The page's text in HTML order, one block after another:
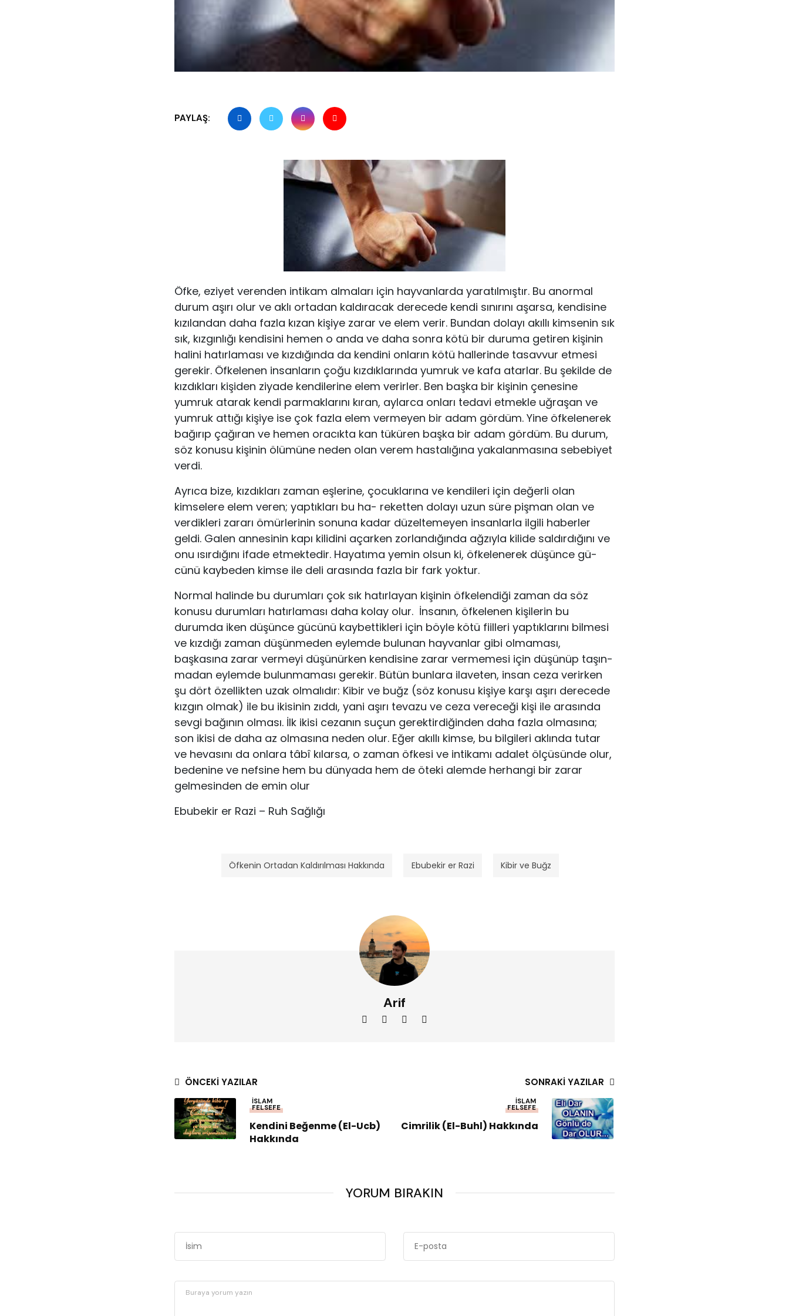
PAYLAŞ:
Öfke, eziyet verenden intikam almaları için hayvanlar­da yaratılmıştır. Bu anormal
durum aşırı olur ve aklı ortadan kaldıracak derecede kendi sınırını aşarsa, kendisine
kızılandan daha fazla kızan kişiye zarar ve elem verir. Bundan dolayı akıllı kimsenin sık
sık, kızgınlığı kendi­sini hemen o anda ve daha sonra kötü bir duruma getiren ki­şinin
halini hatırlaması ve kızdığında da kendini onların kö­tü hallerinde tasavvur etmesi
gerekir. Öfkelenen insanların çoğu kızdıklarında yumruk ve kafa atarlar. Bu şekilde de
kız­dıkları kişiden ziyade kendilerine elem verirler. Ben başka bir kişinin çenesine
yumruk atarak kendi parmaklarını kıran, ay­larca onları tedavi etmekle uğraşan ve
yumruk attığı kişiye ise çok fazla elem vermeyen bir adam gördüm. Yine öfkele­nerek
bağırıp çağıran ve hemen oracıkta kan tüküren başka bir adam gördüm. Bu durum,
söz konusu kişinin ölümüne neden olan verem hastalığına yakalanmasına sebebiyet
verdi.
Ayrıca bize, kızdıkları zaman eşlerine, çocuklarına ve kendi­leri için değerli olan
kimselere elem veren; yaptıkları bu ha- reketten dolayı uzun süre pişman olan ve
verdikleri zararı ömürlerinin sonuna kadar düzeltemeyen insanlarla ilgili haberler
geldi. Galen annesinin kapı kilidini açarken zorlandı­ğında ağzıyla kilide saldırdığını ve
onu ısırdığını ifade et­mektedir. Hayatıma yemin olsun ki, öfkelenerek düşünce gü­
cünü kaybeden kimse ile deli arasında fazla bir fark yoktur.
Normal halinde bu durumları çok sık hatırlayan kişinin öfkelendiği zaman da söz
konusu durumları hatırlaması da­ha kolay olur. İnsanın, öfkelenen kişilerin bu
durumda iken düşünce gücünü kaybettikleri için böyle kötü fiilleri yaptıklarını bilmesi
ve kızdığı zaman düşünmeden eylemde bulunan hayvanlar gibi olmaması,
başkasına zarar vermeyi düşünürken kendisine zarar vermemesi için düşünüp taşın­
madan eylemde bulunmaması gerekir. Bütün bunlara ilave­ten, insan ceza verirken
şu dört özellikten uzak olmalıdır: Ki­bir ve buğz (söz konusu kişiye karşı aşırı derecede
kızgın ol­mak) ile bu ikisinin zıddı, yani aşırı tevazu ve ceza vereceği kişi ile arasında
sevgi bağının olması. İlk ikisi cezanın suçun gerektirdiğinden daha fazla olmasına;
son ikisi de daha az ol­masına neden olur. Eğer akıllı kimse, bu bilgileri aklında tu­tar
ve hevasını da onlara tâbî kılarsa, o zaman öfkesi ve inti­kamı adalet ölçüsünde olur,
bedenine ve nefsine hem bu dünyada hem de öteki alemde herhangi bir zarar
gelmesin­den de emin olur
Ebubekir er Razi – Ruh Sağlığı
Öfkenin Ortadan Kaldırılması Hakkında Ebubekir er Razi Kibir ve Buğz
Arif
ÖNCEKI YAZILAR
İSLAM
FELSEFE
Kendini Beğenme (el-Ucb)
Hakkında
SONRAKI YAZILAR
İSLAM
FELSEFE
Cimrilik (el-Buhl) Hakkında
YORUM BIRAKIN